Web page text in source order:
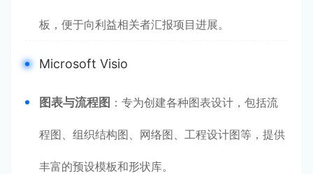
板，便于向利益相关者汇报项目进展。
Microsoft Visio
图表与流程图 ：专为创建各种图表设计，包括流
程图、组织结构图、网络图、工程设计图等，提供
丰富的预设模板和形状库。